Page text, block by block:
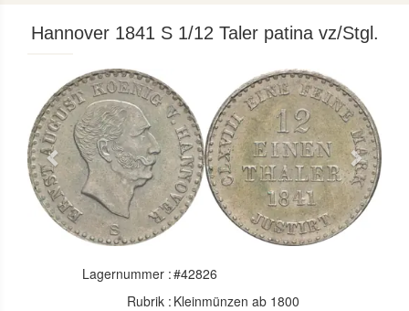
Hannover 1841 S 1/12 Taler patina vz/Stgl.
Previous Next
Lagernummer :#42826
Rubrik : Kleinmünzen ab 1800